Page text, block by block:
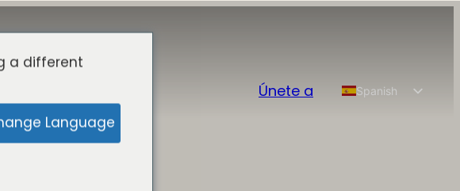
Únete a
Spanish
a different
Language